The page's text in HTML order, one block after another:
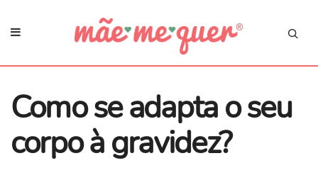
​Como se adapta o seu
corpo à gravidez?